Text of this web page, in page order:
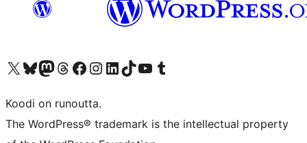
Visit our X (formerly Twitter) account
Visit our Bluesky account
Visit our Mastodon account
Visit our Threads account
Visit our Facebook page
Visit our Instagram account
Visit our LinkedIn account
Visit our TikTok account
Näytä YouTube-kanava
Visit our Tumblr account
Koodi on runoutta.
The WordPress® trademark is the intellectual property